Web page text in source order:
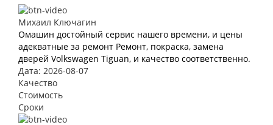
Михаил Ключагин
Омашин достойный сервис нашего времени, и цены
адекватные за ремонт Ремонт, покраска, замена
дверей Volkswagen Tiguan, и качество соответственно.
Дата: 2026-08-07
Качество
Стоимость
Сроки